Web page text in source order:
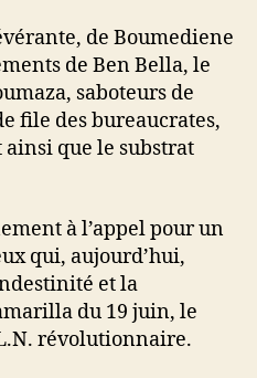
de Boumediene
de Ben Bella, le
saboteurs de
file des bureaucrates,
que le substrat
à l’appel pour un
qui, aujourd’hui,
et la
du 19 juin, le
révolutionnaire.